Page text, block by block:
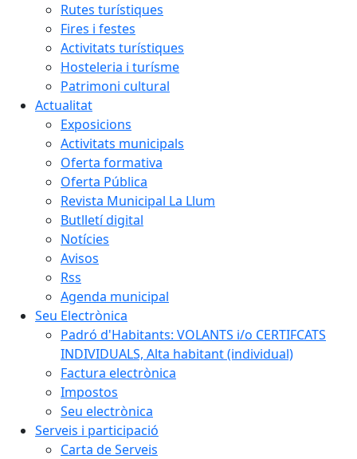
Rutes turístiques
Fires i festes
Activitats turístiques
Hosteleria i turísme
Patrimoni cultural
Actualitat
Exposicions
Activitats municipals
Oferta formativa
Oferta Pública
Revista Municipal La Llum
Butlletí digital
Notícies
Avisos
Rss
Agenda municipal
Seu Electrònica
Padró d'Habitants: VOLANTS i/o CERTIFCATS
INDIVIDUALS, Alta habitant (individual)
Factura electrònica
Impostos
Seu electrònica
Serveis i participació
Carta de Serveis